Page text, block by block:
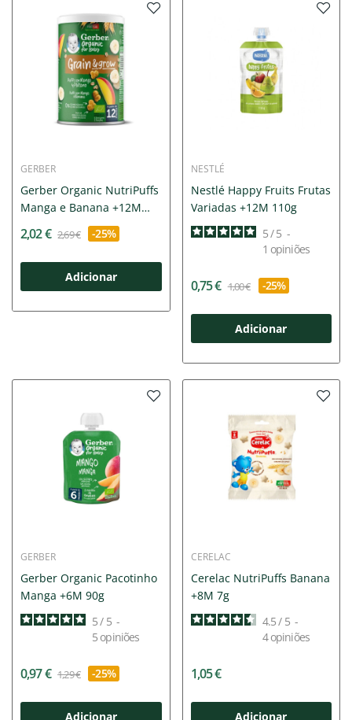
GERBER
Gerber Organic NutriPuffs
Manga e Banana +12M
2,02 € 2,69 € -25%
Adicionar
NESTLÉ
Nestlé Happy Fruits Frutas
Variadas +12M 110g
5/ 5 -
1 opiniões
0,75 € 1,00 € -25%
Adicionar
GERBER
Gerber Organic Pacotinho
Manga +6M 90g
5/ 5 -
5 opiniões
0,97 € 1,29 € -25%
Adicionar
CERELAC
Cerelac NutriPuffs Banana
+8M 7g
4.5/ 5 -
4opiniões
1,05 €
Adicionar